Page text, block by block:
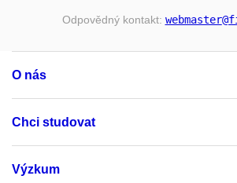
Odpovědný kontakt: webmaster
O nás
Chci studovat
Výzkum